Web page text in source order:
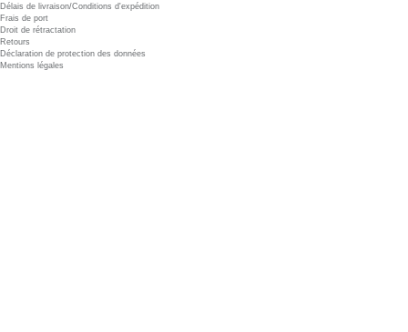
Délais de livraison/Conditions d'expédition
Frais de port
Droit de rétractation
Retours
Déclaration de protection des données
Mentions légales